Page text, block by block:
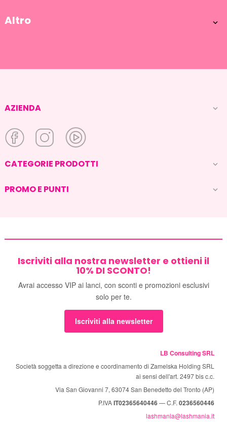
Altro 
AZIENDA 
CATEGORIE PRODOTTI 
PROMO E PUNTI 
Iscriviti alla nostra newsletter e ottieni il
10% DI SCONTO!
Avrai accesso VIP ai lanci, con sconti e promozioni esclusivi
solo per te.
Iscriviti alla newsletter
LB Consulting SRL
Società soggetta a direzione e coordinamento di Zamelska Holding SRL
ai sensi dell'art. 2497 bis c.c.
Via San Giovanni 7, 63074 San Benedetto del Tronto (AP)
P.IVAIT02365640446— C.F. 0236560446
lashmania@lashmania.it